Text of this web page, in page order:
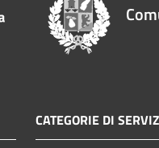
CATEGORIE DI